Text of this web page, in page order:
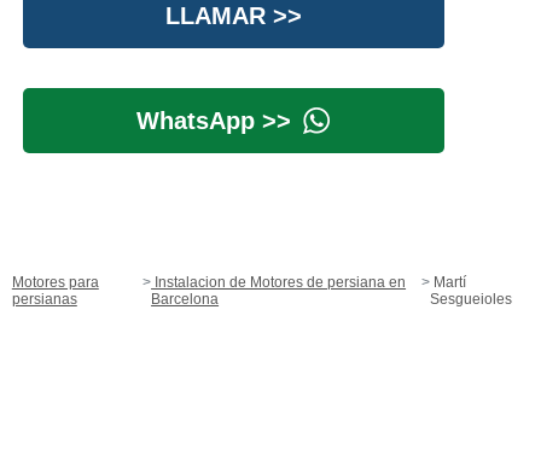
LLAMAR >>
WhatsApp >>
Motores para
persianas
Instalacion de Motores de persiana en
Barcelona
Martí
Sesgueioles